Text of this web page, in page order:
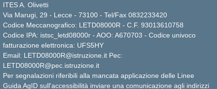
ITES A. Olivetti
Via Marugi, 29 - Lecce - 73100 - Tel/Fax 0832233420
Codice Meccanografico: LETD08000R - C.F. 93013610758
Codice IPA: istsc_letd08000r - AOO: A670703 - Codice univoco
fatturazione elettronica: UFS5HY
Email: LETD08000R@istruzione.it Pec:
LETD08000R@pec.istruzione.it
Per segnalazioni riferibili alla mancata applicazione delle Linee
Guida AgID sull'accessibilità inviare una comunicazione agli indirizzi